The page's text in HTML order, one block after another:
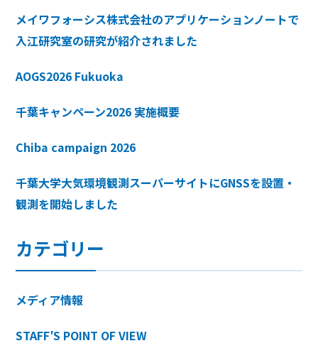
メイワフォーシス株式会社のアプリケーションノートで
入江研究室の研究が紹介されました
AOGS2026 Fukuoka
千葉キャンペーン2026 実施概要
Chiba campaign 2026
千葉大学大気環境観測スーパーサイトにGNSSを設置・
観測を開始しました
カテゴリー
メディア情報
STAFF′S POINT OF VIEW